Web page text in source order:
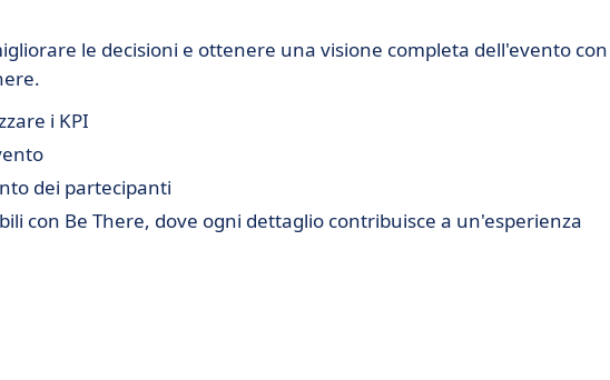
le decisioni e ottenere una visione completa dell'evento
i KPI
dei partecipanti
con Be There, dove ogni dettaglio contribuisce a un'esperienza